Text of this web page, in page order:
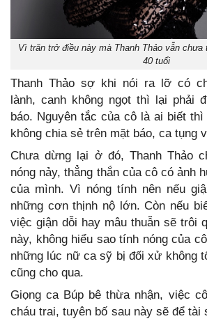
Vì trăn trở điều này mà Thanh Thảo vẫn chưa
40 tuổi
Thanh Thảo sợ khi nói ra lỡ có
lành, canh không ngọt thì lại phải
báo. Nguyên tắc của cô là ai biết
không chia sẻ trên mặt báo, ca tụng
Chưa dừng lại ở đó, Thanh Thảo
nóng nảy, thẳng thắn của cô có ảnh
của mình. Vì nóng tính nên nếu
những cơn thịnh nộ lớn. Còn nếu
việc giận dỗi hay mâu thuẫn sẽ trôi
này, không hiểu sao tính nóng của
những lúc nữ ca sỹ bị đối xử không
cũng cho qua.
Giọng ca Búp bê thừa nhận, việc
cháu trai, tuyên bố sau này sẽ để tài